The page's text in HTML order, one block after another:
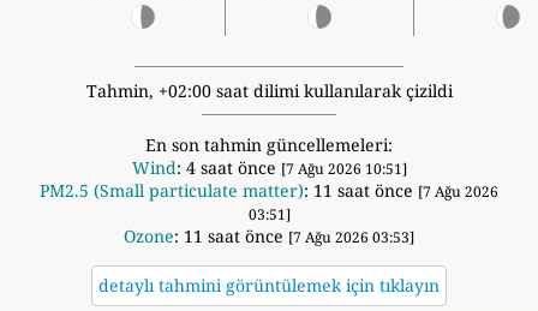
Tahmin, +02:00 saat dilimi kullanılarak çizildi
En son tahmin güncellemeleri:
Wind: 4 saat önce [7 Ağu 2026 10:51]
PM2.5 (Small particulate matter): 11 saat önce [7 Ağu 2026
03:51]
Ozone: 11 saat önce [7 Ağu 2026 03:53]
detaylı tahmini görüntülemek için tıklayın